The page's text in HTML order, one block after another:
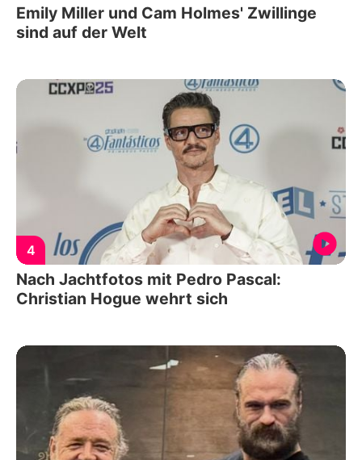
Emily Miller und Cam Holmes' Zwillinge
sind auf der Welt
4
Nach Jachtfotos mit Pedro Pascal:
Christian Hogue wehrt sich